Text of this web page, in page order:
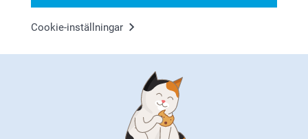
Cookie-inställningar
Förstklassig kundservice